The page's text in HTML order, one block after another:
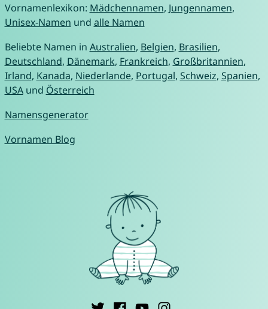
Vornamenlexikon: Mädchennamen, Jungennamen,
Unisex-Namen und alle Namen
Beliebte Namen in Australien, Belgien, Brasilien,
Deutschland, Dänemark, Frankreich, Großbritannien,
Irland, Kanada, Niederlande, Portugal, Schweiz, Spanien,
USAund Österreich
Namensgenerator
Vornamen Blog